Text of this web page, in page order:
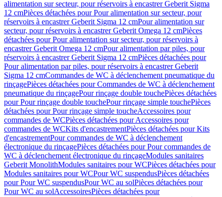
alimentation sur secteur, pour réservoirs à encastrer Geberit Sigma
12 cmPièces détachées pour Pour alimentation sur secteur, pour
réservoirs à encastrer Geberit Sigma 12 cmPour alimentation sur
secteur, pour réservoirs à encastrer Geberit Omega 12 cmPièces
détachées pour Pour alimentation sur secteur, pour réservoirs à
encastrer Geberit Omega 12 cmPour alimentation par piles, pour
réservoirs à encastrer Geberit Sigma 12 cmPièces détachées pour
Pour alimentation par piles, pour réservoirs à encastrer Geberit
Sigma 12 cmCommandes de WC à déclenchement pneumatique du
rinçagePièces détachées pour Commandes de WC à déclenchement
pneumatique du rinçagePour rinçage double touchePièces détachées
pour Pour rinçage double touchePour rinçage simple touchePièces
détachées pour Pour rinçage simple toucheAccessoires pour
commandes de WCPièces détachées pour Accessoires pour
commandes de WCKits d'encastrementPièces détachées pour Kits
d'encastrementPour commandes de WC à déclenchement
électronique du rinçagePièces détachées pour Pour commandes de
WC à déclenchement électronique du rinçageModules sanitaires
Geberit MonolithModules sanitaires pour WCPièces détachées pour
Modules sanitaires pour WCPour WC suspendusPièces détachées
pour Pour WC suspendusPour WC au solPièces détachées pour
Pour WC au solAccessoiresPièces détachées pour